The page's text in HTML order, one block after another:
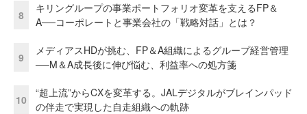
8
キリングループの事業ポートフォリオ変革を支えるFP＆
A──コーポレートと事業会社の「戦略対話」とは？
9
メディアスHDが挑む、FP＆A組織によるグループ経営管理
──M＆A成長後に伸び悩む、利益率への処方箋
10
“超上流”からCXを変革する。JALデジタルがブレインパッド
の伴走で実現した自走組織への軌跡